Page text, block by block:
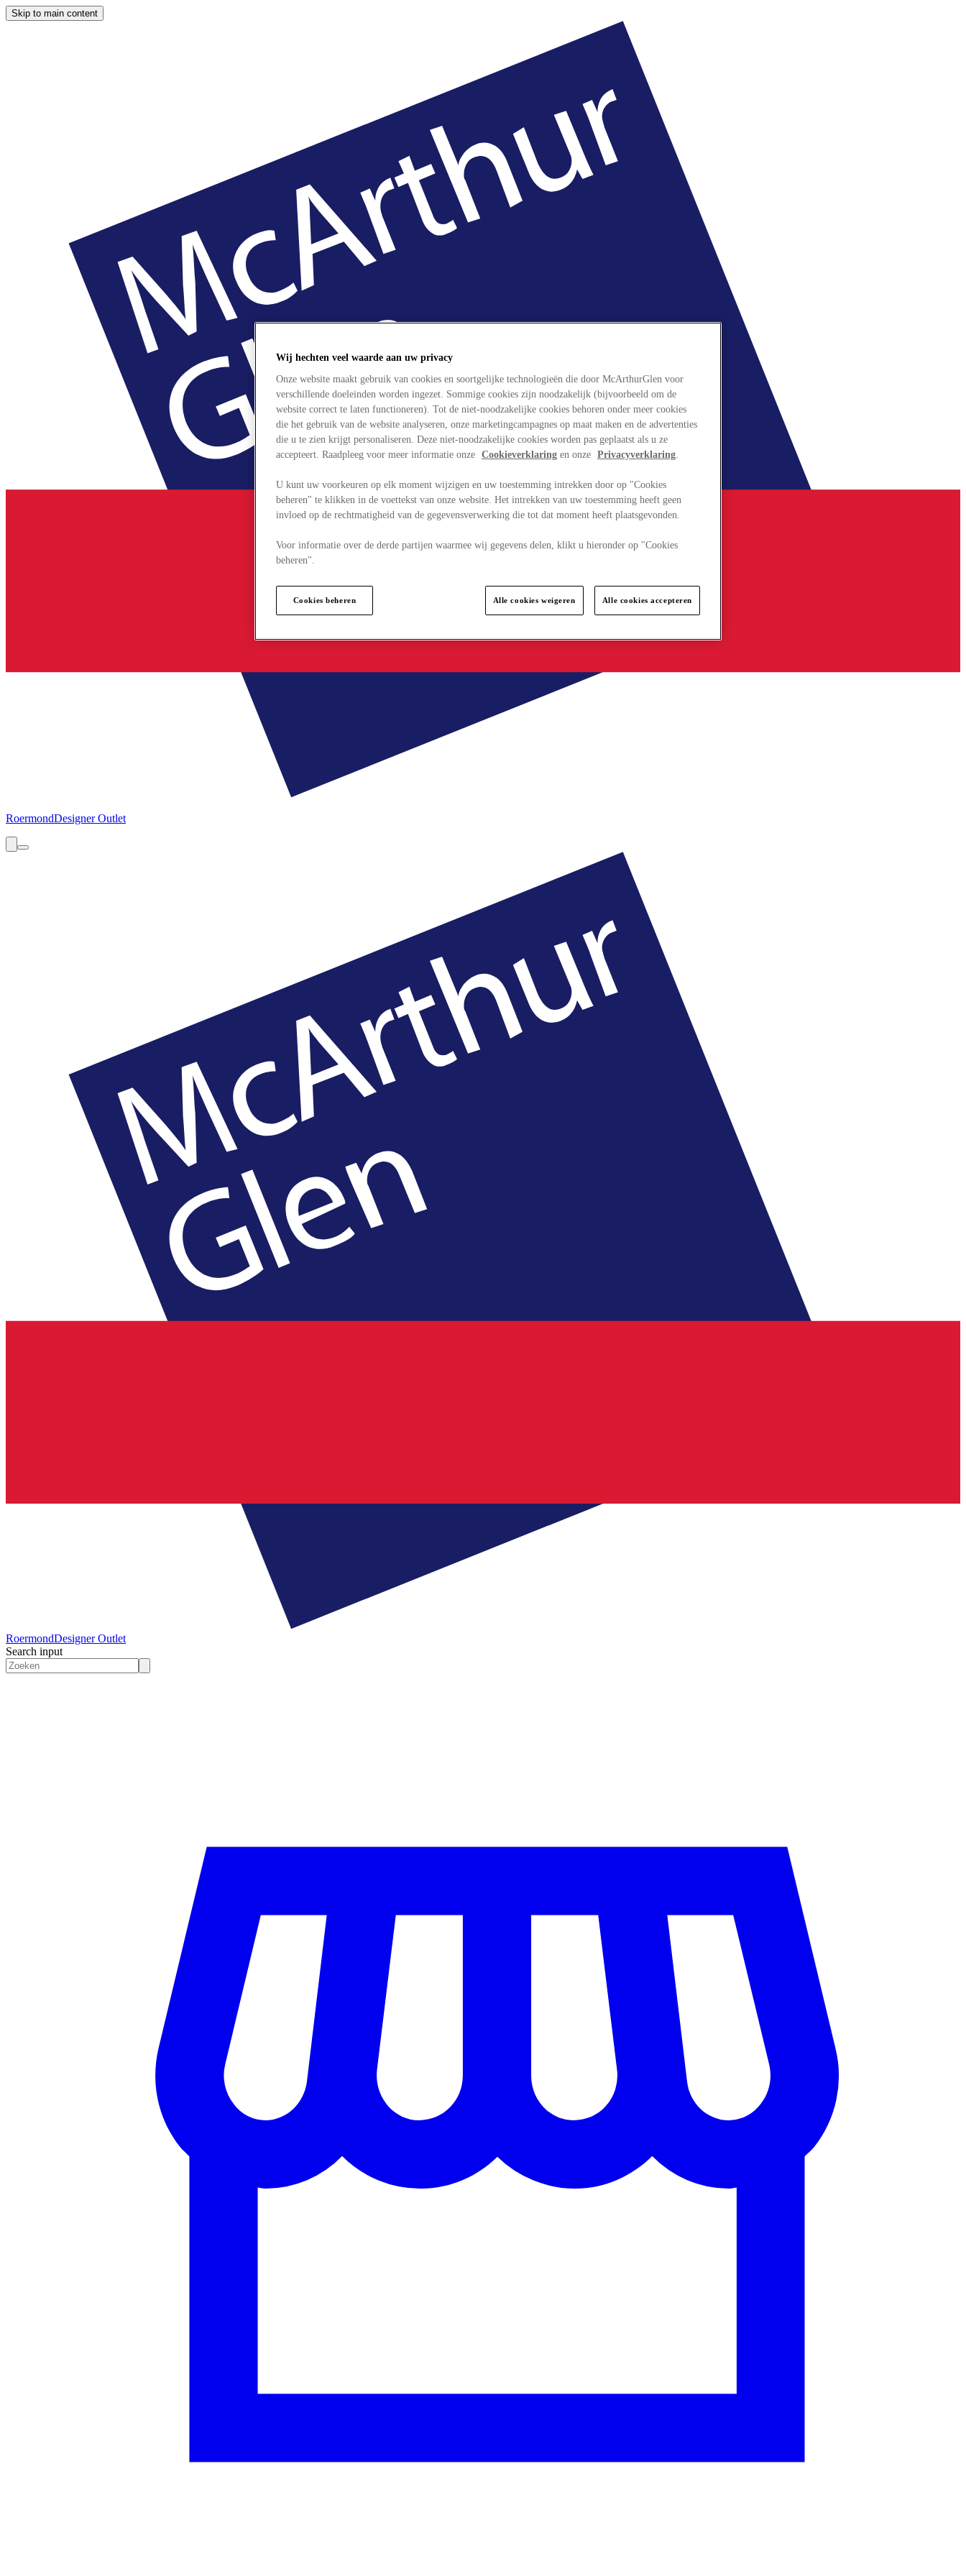
Skip to main content
RoermondDesigner Outlet
RoermondDesigner Outlet
Search input
Wij hechten veel waarde aan uw privacy
Onze website maakt gebruik van cookies en soortgelijke technologieën die door McArthurGlen voor
verschillende doeleinden worden ingezet. Sommige cookies zijn noodzakelijk (bijvoorbeeld om de
website correct te laten functioneren). Tot de niet-noodzakelijke cookies behoren onder meer cookies
die het gebruik van de website analyseren, onze marketingcampagnes op maat maken en de advertenties
die u te zien krijgt personaliseren. Deze niet-noodzakelijke cookies worden pas geplaatst als u ze
accepteert. Raadpleeg voor meer informatie onze Cookieverklaring en onze Privacyverklaring.
U kunt uw voorkeuren op elk moment wijzigen en uw toestemming intrekken door op "Cookies
beheren" te klikken in de voettekst van onze website. Het intrekken van uw toestemming heeft geen
invloed op de rechtmatigheid van de gegevensverwerking die tot dat moment heeft plaatsgevonden.
Voor informatie over de derde partijen waarmee wij gegevens delen, klikt u hieronder op "Cookies
beheren".
Cookies beheren Alle cookies weigeren Alle cookies accepteren